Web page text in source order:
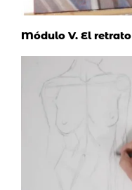
Módulo V. El retrato